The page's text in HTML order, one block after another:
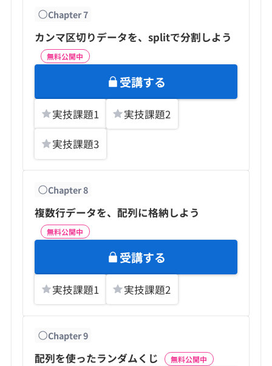
Chapter7
カンマ区切りデータを、splitで分割しよう
無料公開中
受講する
実技課題1 実技課題2
実技課題3
Chapter8
複数行データを、配列に格納しよう
無料公開中
受講する
実技課題1 実技課題2
Chapter9
配列を使ったランダムくじ 無料公開中